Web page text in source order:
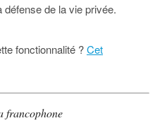
de la vie privée.
fonctionnalité ?Cet
francophone